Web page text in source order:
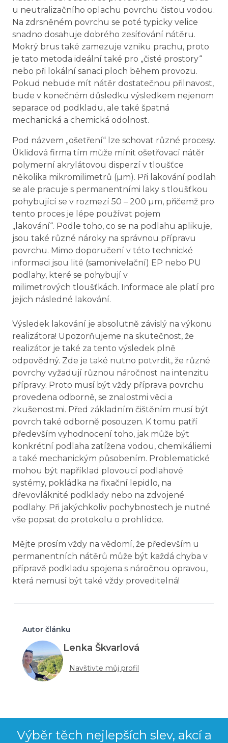
u neutralizačního oplachu povrchu čistou vodou.
Na zdrsněném povrchu se poté typicky velice
snadno dosahuje dobrého zesíťování nátěru.
Mokrý brus také zamezuje vzniku prachu, proto
je tato metoda ideální také pro „čisté prostory“
nebo při lokální sanaci ploch během provozu.
Pokud nebude mít nátěr dostatečnou přilnavost,
bude v konečném důsledku výsledkem nejenom
separace od podkladu, ale také špatná
mechanická a chemická odolnost.
Pod názvem „ošetření“ lze schovat různé procesy.
Úklidová firma tím může mínit ošetřovací nátěr
polymerní akrylátovou disperzí v tloušťce
několika mikromilimetrů (µm). Při lakování podlah
se ale pracuje s permanentními laky s tloušťkou
pohybující se v rozmezí 50 – 200 µm, přičemž pro
tento proces je lépe používat pojem
„lakování“. Podle toho, co se na podlahu aplikuje,
jsou také různé nároky na správnou přípravu
povrchu. Mimo doporučení v této technické
informaci jsou lité (samonivelační) EP nebo PU
podlahy, které se pohybují v
milimetrových tloušťkách. Informace ale platí pro
jejich následné lakování.
Výsledek lakování je absolutně závislý na výkonu
realizátora! Upozorňujeme na skutečnost, že
realizátor je také za tento výsledek plně
odpovědný. Zde je také nutno potvrdit, že různé
povrchy vyžadují různou náročnost na intenzitu
přípravy. Proto musí být vždy příprava povrchu
provedena odborně, se znalostmi věci a
zkušenostmi. Před základním čištěním musí být
povrch také odborně posouzen. K tomu patří
především vyhodnocení toho, jak může být
konkrétní podlaha zatížena vodou, chemikáliemi
a také mechanickým působením. Problematické
mohou být například plovoucí podlahové
systémy, pokládka na fixační lepidlo, na
dřevovláknité podklady nebo na zdvojené
podlahy. Při jakýchkoliv pochybnostech je nutné
vše popsat do protokolu o prohlídce.
Mějte prosím vždy na vědomí, že především u
permanentních nátěrů může být každá chyba v
přípravě podkladu spojena s náročnou opravou,
která nemusí být také vždy proveditelná!
Autor článku
Lenka Škvarlová
Navštivte můj profil
Výběr těch nejlepších slev, akcí a